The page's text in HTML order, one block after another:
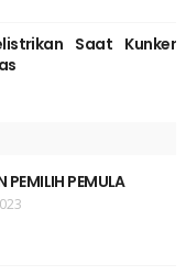
Saat Kunker
PEMILIH PEMULA